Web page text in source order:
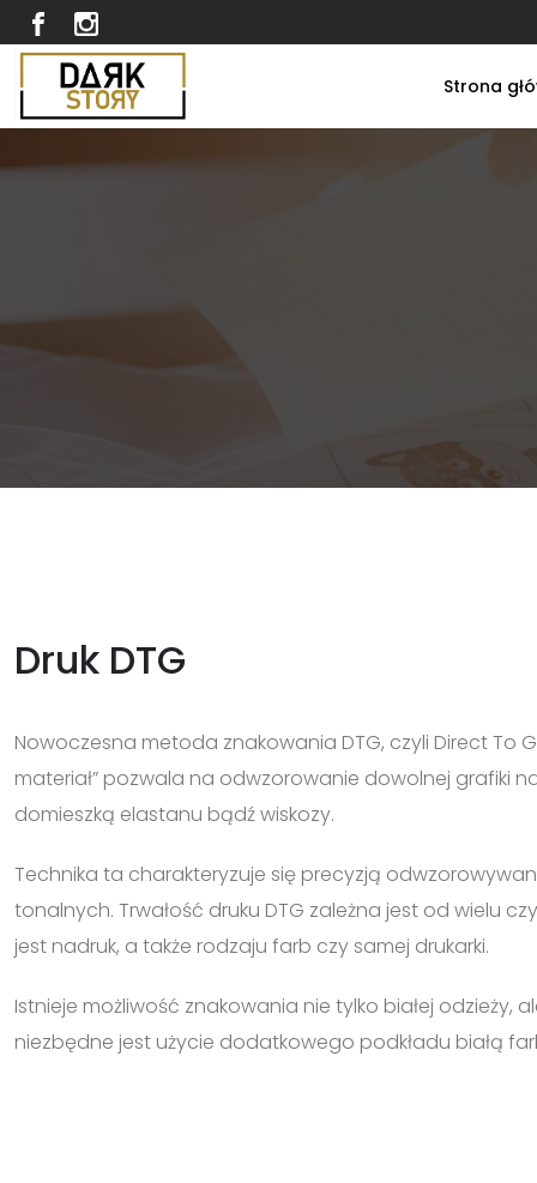
Strona
Druk DTG
Nowoczesna metoda znakowania DTG, czyli Direct To
materiał” pozwala na odwzorowanie dowolnej grafiki
domieszką elastanu bądź wiskozy.
Technika ta charakteryzuje się precyzją
tonalnych. Trwałość druku DTG zależna jest od wielu
jest nadruk, a także rodzaju farb czy samej drukarki.
Istnieje możliwość znakowania nie tylko białej odzieży,
niezbędne jest użycie dodatkowego podkładu białą